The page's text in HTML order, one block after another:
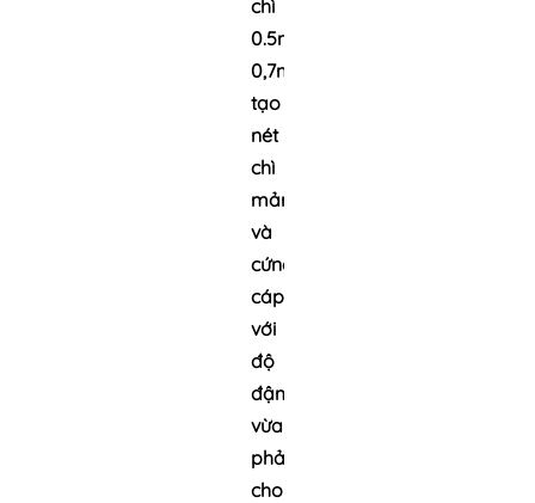
chì
0.5mm/
0,7mm
tạo
nét
chì
mảnh
và
cứng
cáp
với
độ
đậm
vừa
phải
cho